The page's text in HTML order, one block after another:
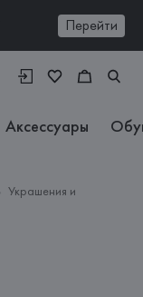
Перейти
Аксессуары
Украшения и